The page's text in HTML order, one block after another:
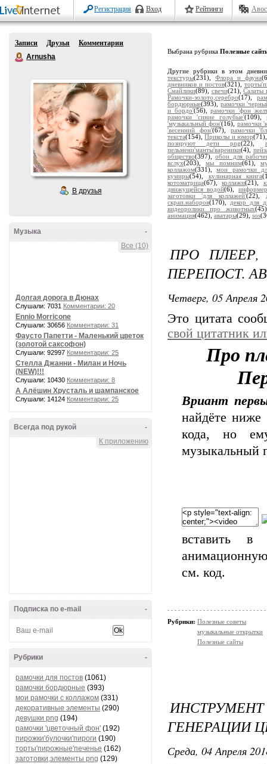
Регистрация Вход Рейтинги
Записи Друзья
Комментарии
Arnusha
В друзья
-
Музыка
Все (10)
Долгая дорога в Дюнах
Слушали: 7031 Комментарии: 20
Ennio Morricone
Слушали: 30656 Комментарии: 31
Фаусто Папетти - Маленький цветок
(золотой саксофон)
Слушали: 92997 Комментарии: 25
Стелла Джанни - Милан и Ночь
(NEW)!!!
Слушали: 10430 Комментарии: 8
А Алёшин Хрусталь и шампанское
Слушали: 14124 Комментарии: 25
-
Всегда под рукой
К приложению
-
Подписка по e-mail
-
Рубрики
рамочки для постов (1061)
рамочки бордюрные (393)
мои рамочки с коллажом (331)
декоративные элементы (290)
девушки png (194)
рамочки 'цветочный фон' (192)
пирожки'булочки'пироги (190)
торты'пирожные'печенье (162)
заготовки,элементы png (129)
Выбрана рубрика Полезные
Другие рубрики в этом
текстуры(231), Флора и фауна
дневников и постов(321),
Смайлики(89), свечи(21),Салаты
Рамочки-золото,серебро(17),
бордюрные(393), рамочки
и бордо'(56),рамочки 'фон
рамочки 'синие голубые'(109),
'музыкальный фон'(16), рамочки
'весенний фон'(67), рамочки
текста(154),Приколы и юмор
позируют дети png(22),
пельмени'манты'вареники(4),
общество(397),обои для
вслух(203),мы помним(61),
коллажом(331),мои рамочки
кумиры(54), кулинарная книга
котоматрица(67),коллажи(21),
движущейся водой(6),
заготовки 'для коллажей'(22),
скрап.наборов(170), декор для
видеоролики про животных
анимация(462), аватары(29), sos
ПРО
ПЕРЕПОСТ.
Четверг, 05 Апреля
Это цитата
свой цитатник
Про
Вриант
найдёте
кода, но
музыкальный
вставить
см. код.
Рубрики: Полезные советы
музыкальные открытки
Полезные сайты
ГЕНЕРАЦИИ
Среда, 04 Апреля